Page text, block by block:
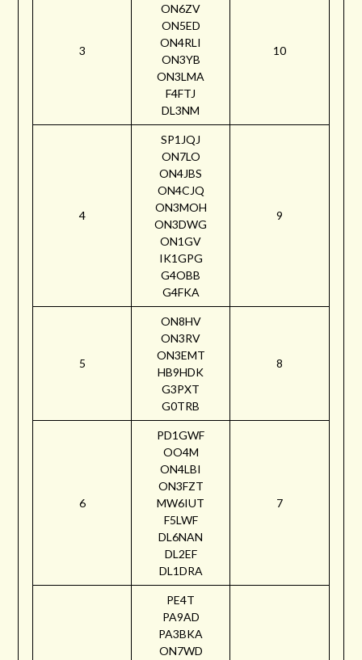
3
ON6ZV
ON5ED
ON4RLI
ON3YB
ON3LMA
F4FTJ
DL3NM
10
4
SP1JQJ
ON7LO
ON4JBS
ON4CJQ
ON3MOH
ON3DWG
ON1GV
IK1GPG
G4OBB
G4FKA
9
5
ON8HV
ON3RV
ON3EMT
HB9HDK
G3PXT
G0TRB
8
6
PD1GWF
OO4M
ON4LBI
ON3FZT
MW6IUT
F5LWF
DL6NAN
DL2EF
DL1DRA
7
PE4T
PA9AD
PA3BKA
ON7WD